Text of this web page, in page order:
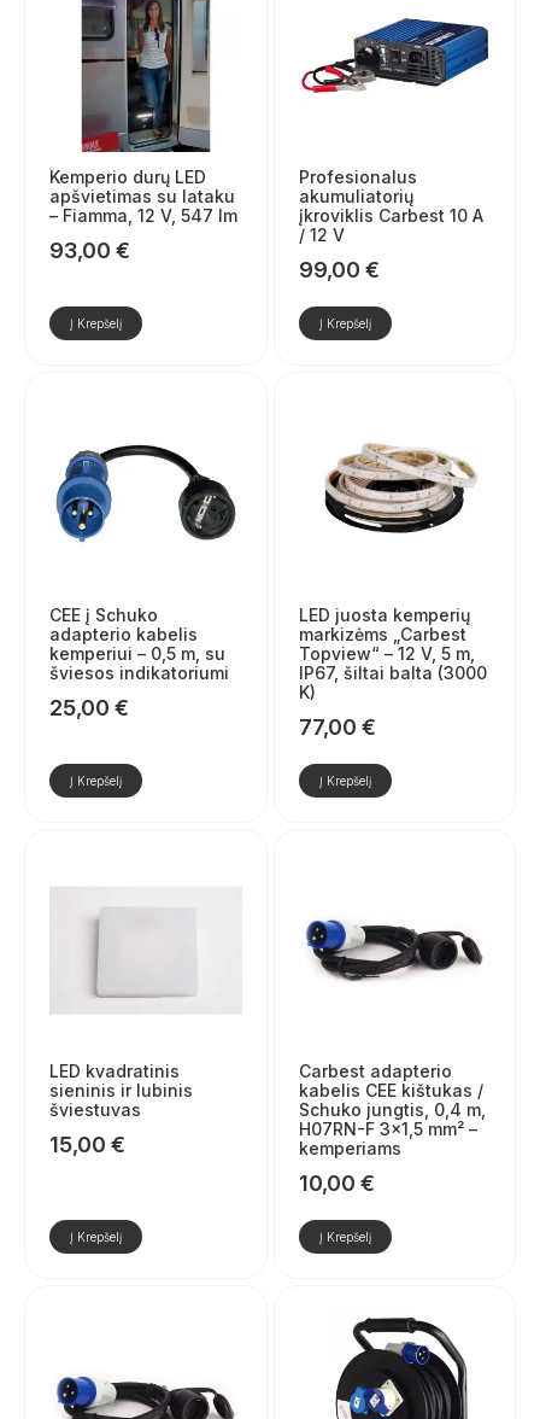
Kemperio durų LED
apšvietimas su lataku
– Fiamma, 12 V, 547 lm
93,00 €
Į Krepšelį
Profesionalus
akumuliatorių
įkroviklis Carbest 10 A
/ 12 V
99,00 €
Į Krepšelį
CEE į Schuko
adapterio kabelis
kemperiui – 0,5 m, su
šviesos indikatoriumi
25,00 €
Į Krepšelį
LED juosta kemperių
markizėms „Carbest
Topview“ – 12 V, 5 m,
IP67, šiltai balta (3000
K)
77,00 €
Į Krepšelį
LED kvadratinis
sieninis ir lubinis
šviestuvas
15,00 €
Į Krepšelį
Carbest adapterio
kabelis CEE kištukas /
Schuko jungtis, 0,4 m,
H07RN-F 3×1,5 mm² –
kemperiams
10,00 €
Į Krepšelį